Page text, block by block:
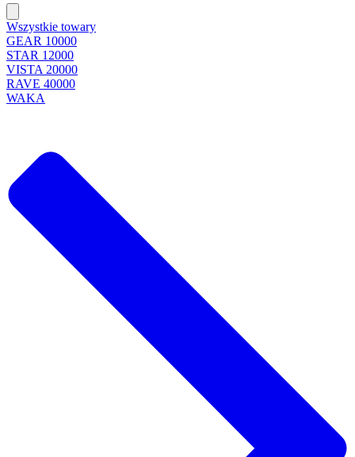
Wszystkie towary
GEAR 10000
STAR 12000
VISTA 20000
RAVE 40000
WAKA